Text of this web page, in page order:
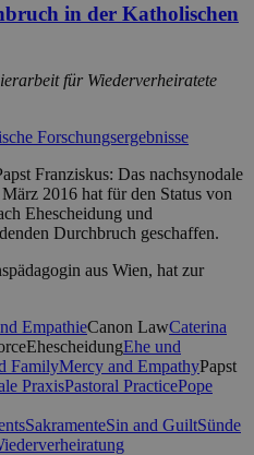
in der Katholischen
für Wiederverheiratete
Forschungsergebnisse
Franziskus: Das nachsynodale
2016 hat für den Status von
Ehescheidung und
Durchbruch geschaffen.
aus Wien, hat zur
EmpathieCanon LawCaterina
EhescheidungEhe und
FamilyMercy and EmpathyPapst
PraxisPastoral PracticePope
SakramenteSin and GuiltSünde